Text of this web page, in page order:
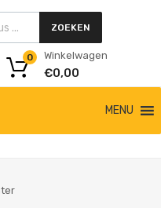
ZOEKEN
Winkelwagen
€0,00
0
MENU